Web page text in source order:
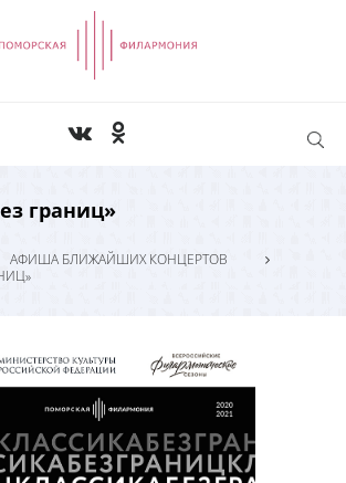
границ»
АФИША БЛИЖАЙШИХ КОНЦЕРТОВ